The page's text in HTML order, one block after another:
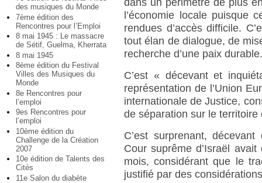
des musiques du Monde
7ème édition des
Rencontres pour l’Emploi
8 mai 1945 : Le massacre
de Sétif, Guelma, Kherrata
8 mai 1945
8ème édition du Festival
Villes des Musiques du
Monde
8e Rencontres pour
l’emploi
9es Rencontres pour
l’emploi
10ème édition du
Challenge de la Création
2007
10e édition de Talents des
Cités
11e Salon du diabète
dans un périmètre de plus
l’économie locale puisque
rendues d’accès difficile.
tout élan de dialogue, de
recherche d’une paix
C’est « décevant et
représentation de l’Union
internationale de Justice,
de séparation sur le
C’est surprenant,
Cour suprême d’Israël
mois, considérant que le
justifié par des